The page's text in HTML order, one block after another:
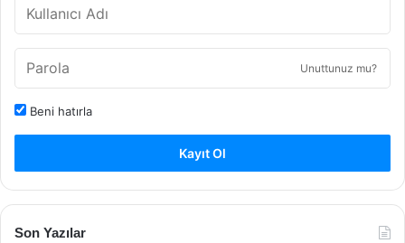
Unuttunuz mu?
Beni hatırla
Kayıt Ol
Son Yazılar